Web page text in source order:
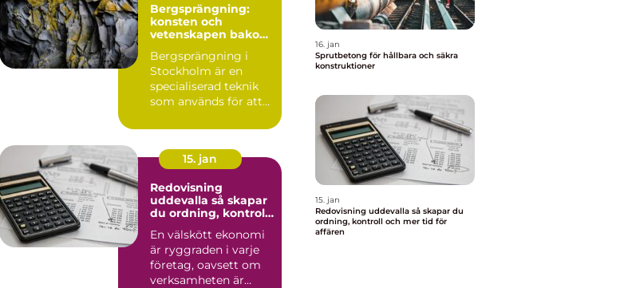
Bergsprängning:
konsten och
vetenskapen bakom
Bergsprängning i
Stockholm är en
specialiserad teknik
som används för att
15. jan
Redovisning
uddevalla så skapar
du ordning, kontroll
affären
En välskött ekonomi
är ryggraden i varje
företag, oavsett om
verksamheten är
16. jan
Sprutbetong för hållbara och säkra
konstruktioner
15. jan
Redovisning uddevalla så skapar du
ordning, kontroll och mer tid för
affären